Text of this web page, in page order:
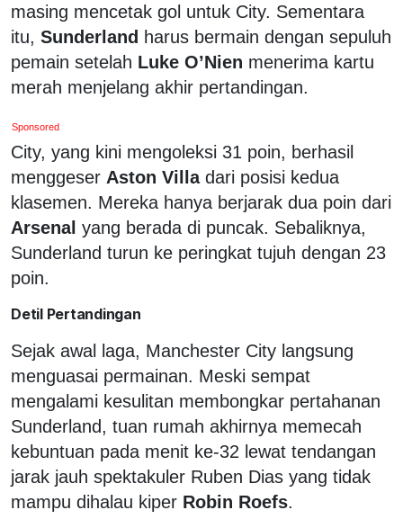
masing mencetak gol untuk City. Sementara
itu, Sunderland harus bermain dengan sepuluh
pemain setelah Luke O’Nien menerima kartu
merah menjelang akhir pertandingan.
Sponsored
City, yang kini mengoleksi 31 poin, berhasil
menggeser Aston Villadari posisi kedua
klasemen. Mereka hanya berjarak dua poin dari
Arsenal yang berada di puncak. Sebaliknya,
Sunderland turun ke peringkat tujuh dengan 23
poin.
Detil Pertandingan
Sejak awal laga, Manchester City langsung
menguasai permainan. Meski sempat
mengalami kesulitan membongkar pertahanan
Sunderland, tuan rumah akhirnya memecah
kebuntuan pada menit ke-32 lewat tendangan
jarak jauh spektakuler Ruben Dias yang tidak
mampu dihalau kiper Robin Roefs.